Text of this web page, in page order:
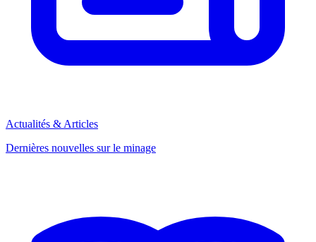
Actualités & Articles
Dernières nouvelles sur le minage